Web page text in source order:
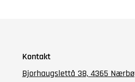
Kontakt
Bjorhaugslettå 38, 4365 Nærbø